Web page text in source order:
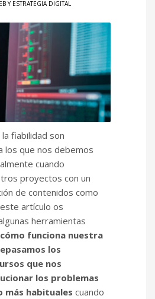
Y ESTRATEGIA DIGITAL
fiabilidad son
los que nos debemos
cuando
proyectos con un
de contenidos como
artículo os
herramientas
funciona nuestra
los
que nos
los problemas
más habituales cuando